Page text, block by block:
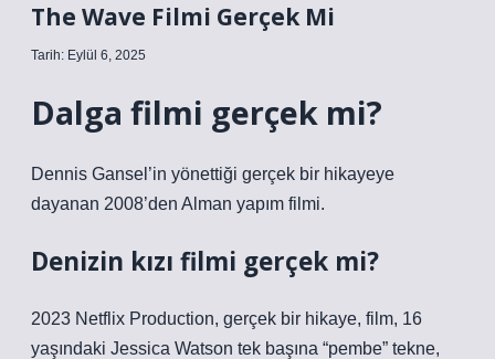
The Wave Filmi Gerçek Mi
Tarih: Eylül 6, 2025
Dalga filmi gerçek mi?
Dennis Gansel’in yönettiği gerçek bir hikayeye
dayanan 2008’den Alman yapım filmi.
Denizin kızı filmi gerçek mi?
2023 Netflix Production, gerçek bir hikaye, film, 16
yaşındaki Jessica Watson tek başına “pembe” tekne,